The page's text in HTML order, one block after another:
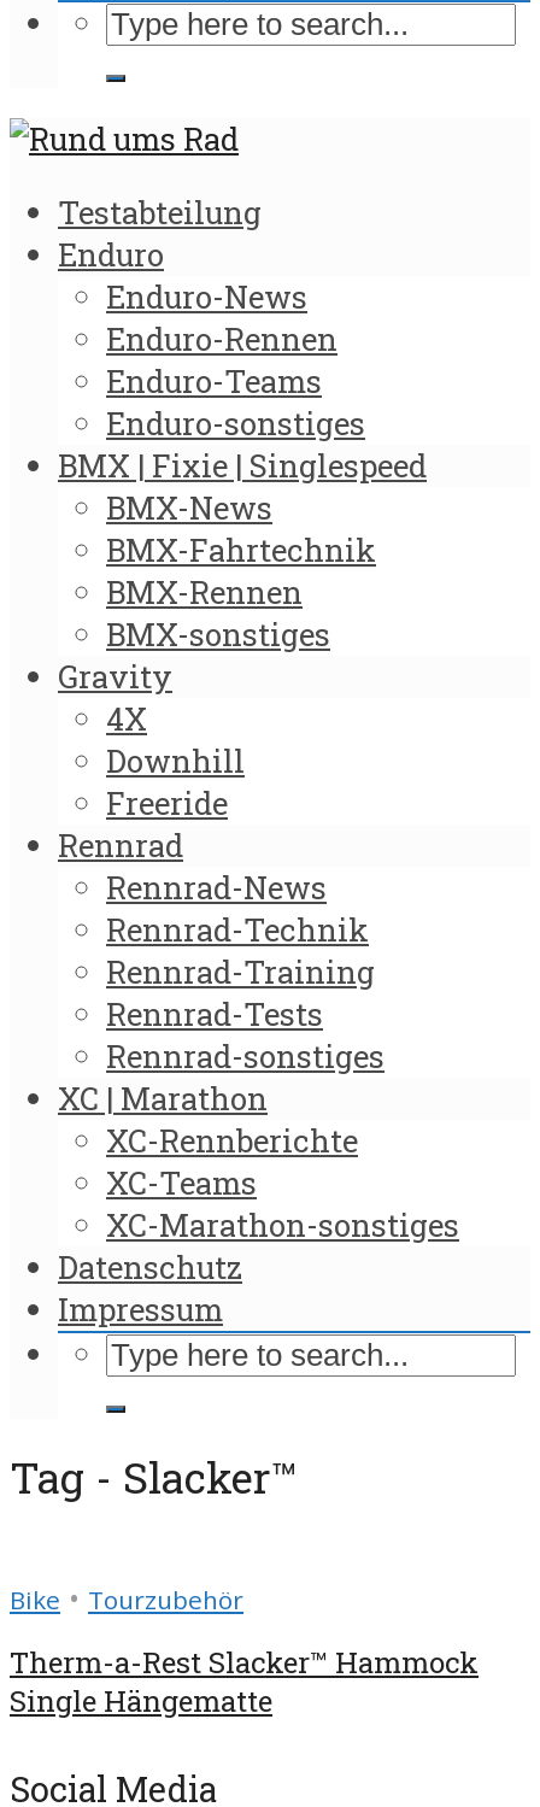
Testabteilung
Enduro
Enduro-News
Enduro-Rennen
Enduro-Teams
Enduro-sonstiges
BMX | Fixie | Singlespeed
BMX-News
BMX-Fahrtechnik
BMX-Rennen
BMX-sonstiges
Gravity
4X
Downhill
Freeride
Rennrad
Rennrad-News
Rennrad-Technik
Rennrad-Training
Rennrad-Tests
Rennrad-sonstiges
XC | Marathon
XC-Rennberichte
XC-Teams
XC-Marathon-sonstiges
Datenschutz
Impressum
Tag - Slacker™
Bike • Tourzubehör
Therm-a-Rest Slacker™ Hammock
Single Hängematte
Social Media